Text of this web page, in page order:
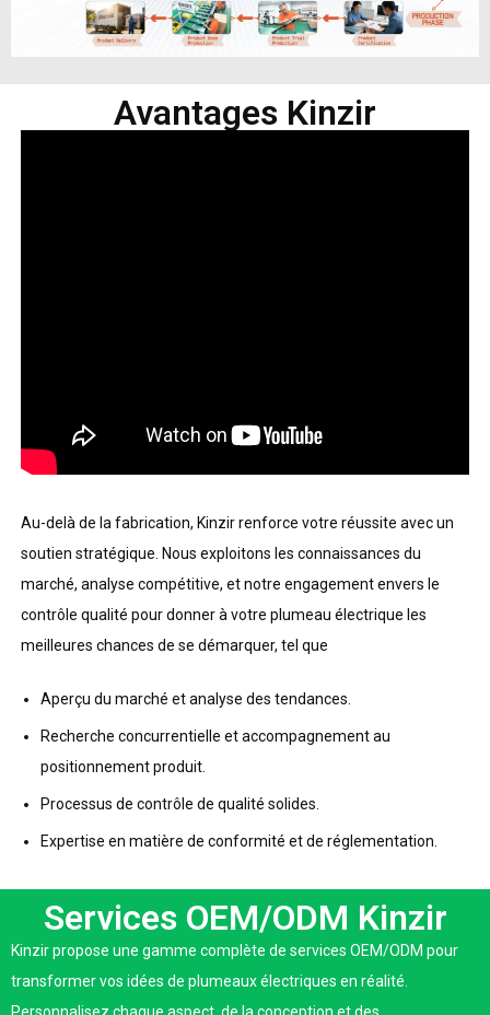
Avantages Kinzir
Au-delà de la fabrication, Kinzir renforce votre réussite avec un
soutien stratégique. Nous exploitons les connaissances du
marché, analyse compétitive, et notre engagement envers le
contrôle qualité pour donner à votre plumeau électrique les
meilleures chances de se démarquer, tel que
Aperçu du marché et analyse des tendances.
Recherche concurrentielle et accompagnement au
positionnement produit.
Processus de contrôle de qualité solides.
Expertise en matière de conformité et de réglementation.
Services OEM/ODM Kinzir
Kinzir propose une gamme complète de services OEM/ODM pour
transformer vos idées de plumeaux électriques en réalité.
Personnalisez chaque aspect, de la conception et des